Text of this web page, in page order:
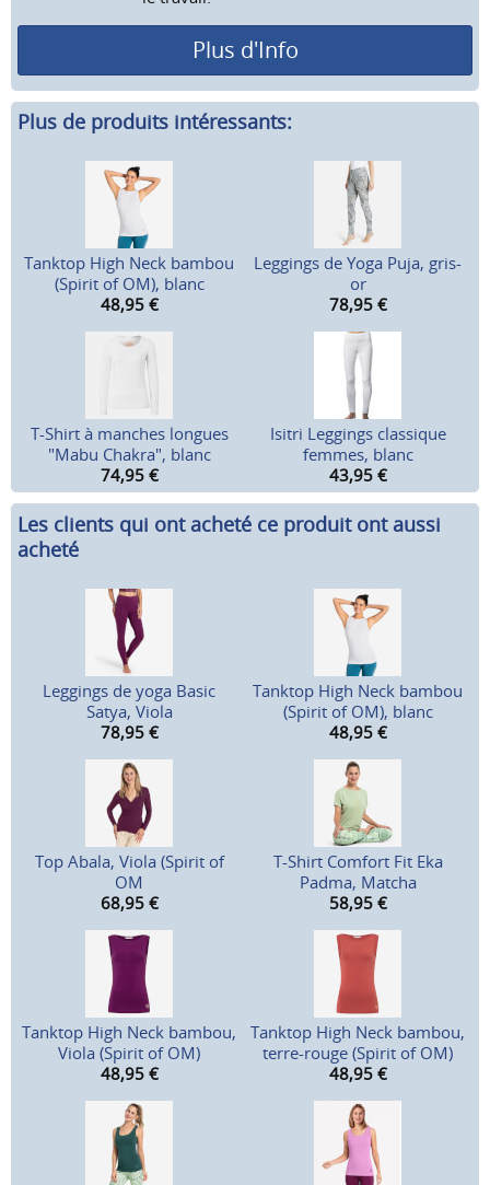
Plus d'Info
Plus de produits intéressants:
Tanktop High Neck bambou
(Spirit of OM), blanc
48,95 €
Leggings de Yoga Puja, gris-
or
78,95 €
T-Shirt à manches longues
"Mabu Chakra", blanc
74,95 €
Isitri Leggings classique
femmes, blanc
43,95 €
Les clients qui ont acheté ce produit ont aussi
acheté
Leggings de yoga Basic
Satya, Viola
78,95 €
Tanktop High Neck bambou
(Spirit of OM), blanc
48,95 €
Top Abala, Viola (Spirit of
OM
68,95 €
T-Shirt Comfort Fit Eka
Padma, Matcha
58,95 €
Tanktop High Neck bambou,
Viola (Spirit of OM)
48,95 €
Tanktop High Neck bambou,
terre-rouge (Spirit of OM)
48,95 €